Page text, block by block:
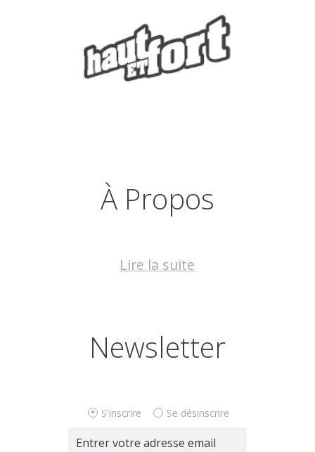
À Propos
Lire la suite
Newsletter
S'inscrire Se désinscrire